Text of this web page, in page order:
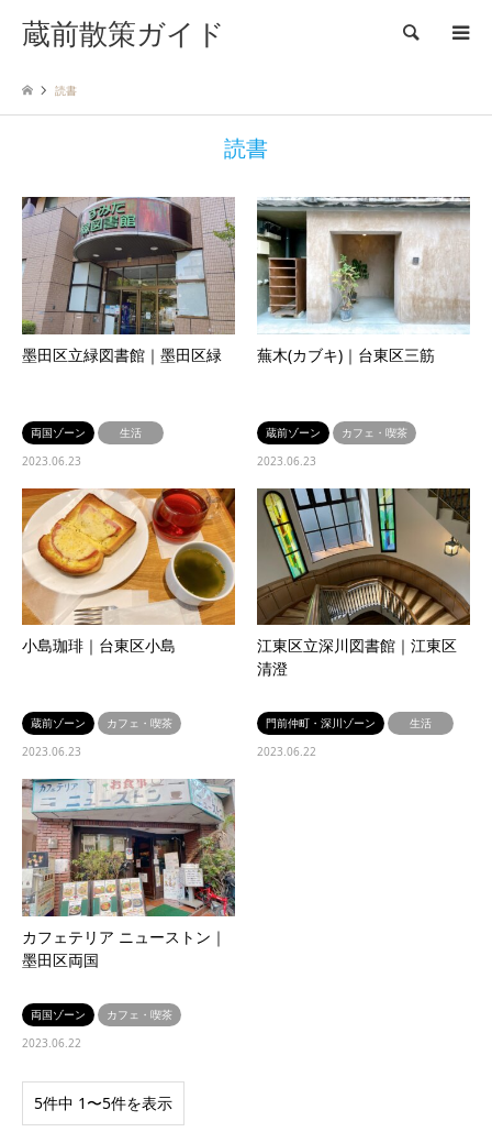
蔵前散策ガイド 検索
読書
読書
墨田区立緑図書館｜墨田区緑
両国ゾーン
生活
2023.06.23
蕪木(カブキ)｜台東区三筋
蔵前ゾーン
カフェ・喫茶
2023.06.23
小島珈琲｜台東区小島
蔵前ゾーン
カフェ・喫茶
2023.06.23
江東区立深川図書館｜江東区
清澄
門前仲町・深川ゾーン
生活
2023.06.22
カフェテリア ニューストン｜
墨田区両国
両国ゾーン
カフェ・喫茶
2023.06.22
5件中 1〜5件を表示